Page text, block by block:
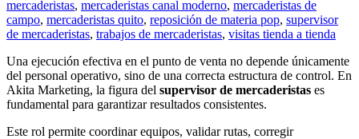
mercaderistas, mercaderistas canal moderno, mercaderistas de
campo, mercaderistas quito, reposición de materia pop, supervisor
de mercaderistas, trabajos de mercaderistas, visitas tienda a tienda
Una ejecución efectiva en el punto de venta no depende únicamente
del personal operativo, sino de una correcta estructura de control. En
Akita Marketing, la figura del supervisor de mercaderistas es
fundamental para garantizar resultados consistentes.
Este rol permite coordinar equipos, validar rutas, corregir